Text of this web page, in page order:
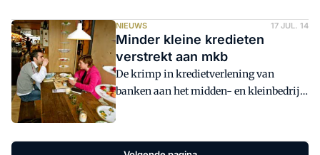
in Kameryck in Kamerik. Sinds dit
voorjaar mag de KBO haar bancaire
functie uitoefenen. Wat de
mogelijkheden voor kredietverstrekkers
en -aanvragers zijn, wordt uitgebreid
toegelicht tijdens de bijeenkomst.
NIEUWS 17 JUL. 14
Minder kleine kredieten
verstrekt aan mkb
De krimp in kredietverlening van
banken aan het midden- en kleinbedrijf
(mkb) heeft zich eind vorig jaar vooral
voorgedaan bij kleinere leningen tot
250.000 euro. Dat meldt De